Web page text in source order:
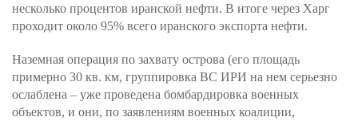
несколько процентов иранской нефти. В итоге через Харг
проходит около 95% всего иранского экспорта нефти.
Наземная операция по захвату острова (его площадь
примерно 30 кв. км, группировка ВС ИРИ на нем серьезно
ослаблена – уже проведена бомбардировка военных
объектов, и они, по заявлениям военных коалиции,